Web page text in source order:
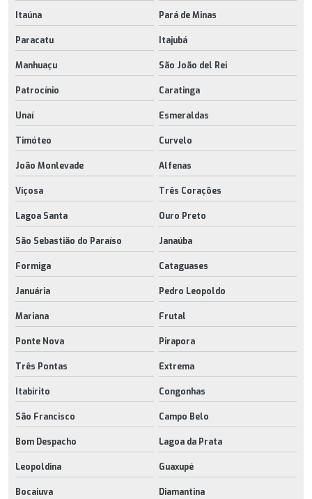
Itaúna Pará de Minas
Paracatu Itajubá
Manhuaçu São João del Rei
Patrocínio Caratinga
Unaí Esmeraldas
Timóteo Curvelo
João Monlevade Alfenas
Viçosa Três Corações
Lagoa Santa Ouro Preto
São Sebastião do Paraíso Janaúba
Formiga Cataguases
Januária Pedro Leopoldo
Mariana Frutal
Ponte Nova Pirapora
Três Pontas Extrema
Itabirito Congonhas
São Francisco Campo Belo
Bom Despacho Lagoa da Prata
Leopoldina Guaxupé
Bocaiuva Diamantina